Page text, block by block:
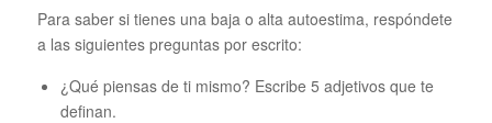
Para saber si tienes una baja o alta autoestima, respóndete
a las siguientes preguntas por escrito:
¿Qué piensas de ti mismo? Escribe 5 adjetivos que te
definan.